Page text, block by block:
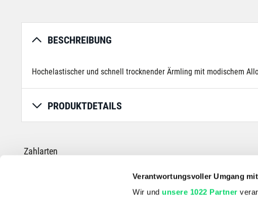
Verantwortungsvoller Umgang
Wir und unsere 1022 Partner
BESCHREIBUNG
Hochelastischer und schnell trocknender Ärmling mit modischem
PRODUKTDETAILS
Zahlarten